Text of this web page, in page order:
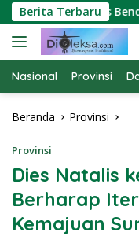
Langsung
ke
konten
Berita Terbaru
Kapasitas Bendungan
Nasional Provinsi
Beranda Provinsi
Provinsi
Dies Natalis
Berharap
Kemajuan